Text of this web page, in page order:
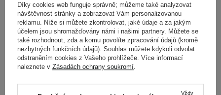
Zobrazit další příspěvky z Srpen 2021
Cosibella Newsletter
Díky cookies web funguje správně; můžeme také analyzovat
návštěvnost stránky a zobrazovat Vám personalizovanou
reklamu. Níže si můžete zkontrolovat, jaké údaje a za jakým
účelem jsou shromažďovány námi i našimi partnery. Můžete se
také rozhodnout, zda a komu povolíte zpracování údajů (kromě
nezbytných funkčních údajů). Souhlas můžete kdykoli odvolat
odstraněním cookies z Vašeho prohlížeče. Více informací
naleznete v Zásadách ochrany soukromí
Vždy